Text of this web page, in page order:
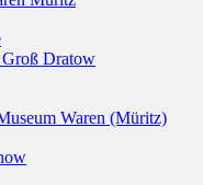
Groß Dratow
Waren (Müritz)